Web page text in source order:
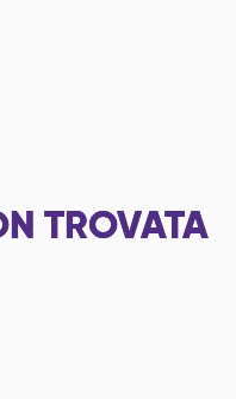
TROVATA